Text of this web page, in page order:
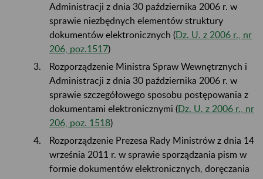
Administracji z dnia 30 października 2006 r. w
sprawie niezbędnych elementów struktury
dokumentów elektronicznych (Dz. U. z 2006 r., nr
206, poz.1517)
Rozporządzenie Ministra Spraw Wewnętrznych i
Administracji z dnia 30 października 2006 r. w
sprawie szczegółowego sposobu postępowania z
dokumentami elektronicznymi (Dz. U. z 2006 r., nr
206, poz. 1518)
Rozporządzenie Prezesa Rady Ministrów z dnia 14
września 2011 r. w sprawie sporządzania pism w
formie dokumentów elektronicznych, doręczania